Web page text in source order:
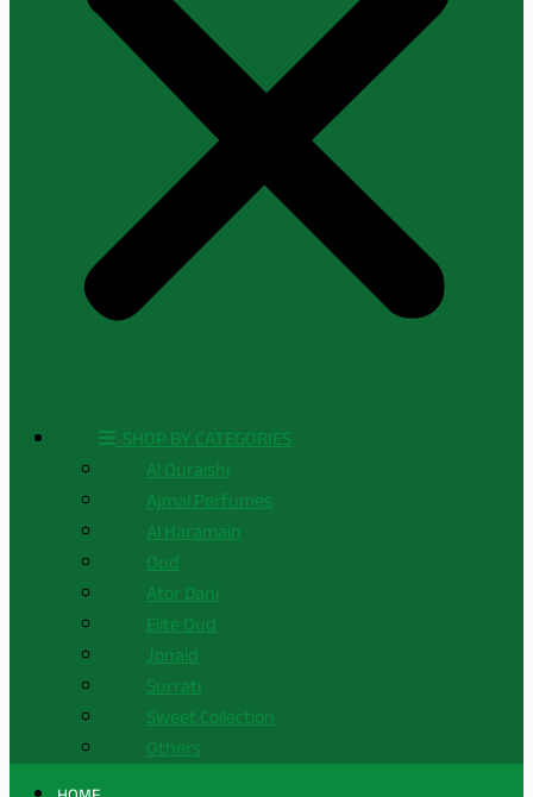
ㅤ SHOP BY CATEGORIES
Al Quraishi
Ajmal Perfumes
Al Haramain
Oud
Ator Dani
Elite Oud
Jonaid
Surrati
Sweet Collection
Others